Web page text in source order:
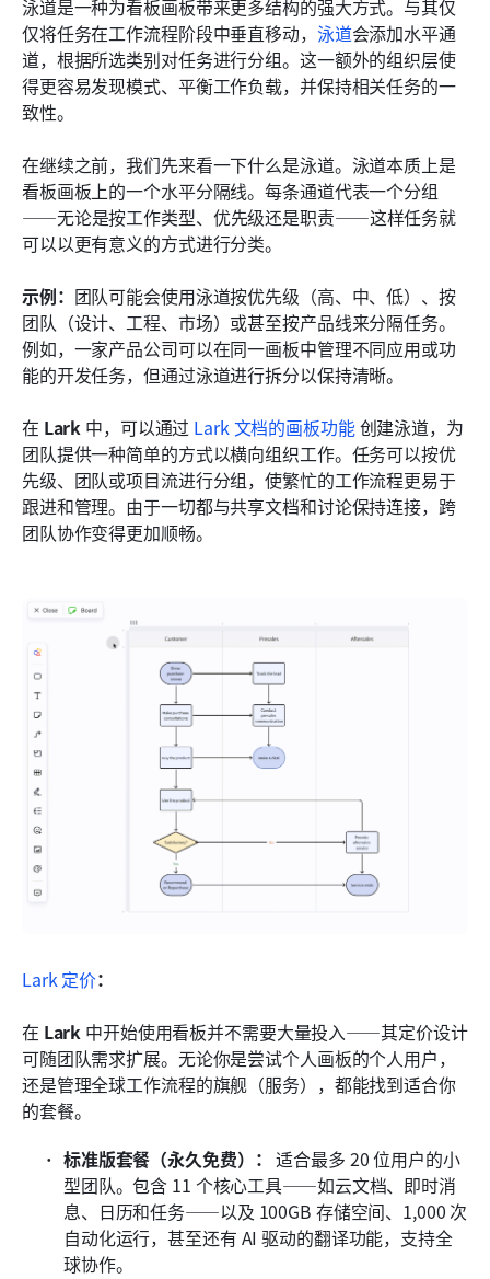
泳道是一种为看板画板带来更多结构的强大方式。与其仅
仅将任务在工作流程阶段中垂直移动， 泳道会添加水平通
道，根据所选类别对任务进行分组。这一额外的组织层使
得更容易发现模式、平衡工作负载，并保持相关任务的一
致性。
在继续之前，我们先来看一下什么是泳道。泳道本质上是
看板画板上的一个水平分隔线。每条通道代表一个分组
——无论是按工作类型、优先级还是职责——这样任务就
可以以更有意义的方式进行分类。
示例： 团队可能会使用泳道按优先级（高、中、低）、按
团队（设计、工程、市场）或甚至按产品线来分隔任务。
例如，一家产品公司可以在同一画板中管理不同应用或功
能的开发任务，但通过泳道进行拆分以保持清晰。
在 Lark 中，可以通过 Lark 文档的画板功能 创建泳道，为
团队提供一种简单的方式以横向组织工作。任务可以按优
先级、团队或项目流进行分组，使繁忙的工作流程更易于
跟进和管理。由于一切都与共享文档和讨论保持连接，跨
团队协作变得更加顺畅。
Lark 定价：
在 Lark 中开始使用看板并不需要大量投入——其定价设计
可随团队需求扩展。无论你是尝试个人画板的个人用户，
还是管理全球工作流程的旗舰（服务），都能找到适合你
的套餐。
标准版套餐（永久免费）： 适合最多 20 位用户的小
型团队。包含 11 个核心工具——如云文档、即时消
息、日历和任务——以及 100GB 存储空间、1,000 次
自动化运行，甚至还有 AI 驱动的翻译功能，支持全
球协作。